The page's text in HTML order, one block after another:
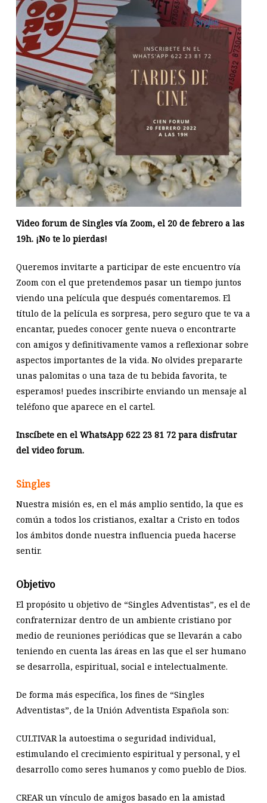
Video forum de Singles vía Zoom, el 20 de febrero a las
19h. ¡No te lo pierdas!
Queremos invitarte a participar de este encuentro vía
Zoom con el que pretendemos pasar un tiempo juntos
viendo una película que después comentaremos. El
título de la película es sorpresa, pero seguro que te va a
encantar, puedes conocer gente nueva o encontrarte
con amigos y definitivamente vamos a reflexionar sobre
aspectos importantes de la vida. No olvides prepararte
unas palomitas o una taza de tu bebida favorita, te
esperamos! puedes inscribirte enviando un mensaje al
teléfono que aparece en el cartel.
Inscíbete en el WhatsApp 622 23 81 72 para disfrutar
del video forum.
Singles
Nuestra misión es, en el más amplio sentido, la que es
común a todos los cristianos, exaltar a Cristo en todos
los ámbitos donde nuestra influencia pueda hacerse
sentir.
Objetivo
El propósito u objetivo de “Singles Adventistas”, es el de
confraternizar dentro de un ambiente cristiano por
medio de reuniones periódicas que se llevarán a cabo
teniendo en cuenta las áreas en las que el ser humano
se desarrolla, espiritual, social e intelectualmente.
De forma más específica, los fines de “Singles
Adventistas”, de la Unión Adventista Española son:
CULTIVAR la autoestima o seguridad individual,
estimulando el crecimiento espiritual y personal, y el
desarrollo como seres humanos y como pueblo de Dios.
CREAR un vínculo de amigos basado en la amistad